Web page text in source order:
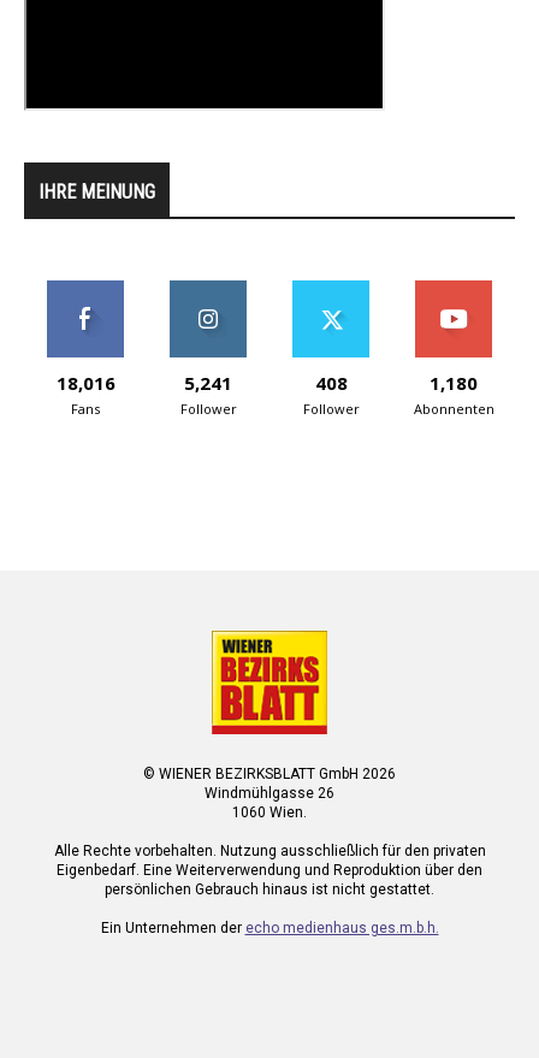
IHRE MEINUNG
18,016
Fans
5,241
Follower
408
Follower
1,180
Abonnenten
© WIENER BEZIRKSBLATT GmbH 2026
Windmühlgasse 26
1060 Wien.
Alle Rechte vorbehalten. Nutzung ausschließlich für den privaten
Eigenbedarf. Eine Weiterverwendung und Reproduktion über den
persönlichen Gebrauch hinaus ist nicht gestattet.
Ein Unternehmen der echo medienhaus ges.m.b.h.